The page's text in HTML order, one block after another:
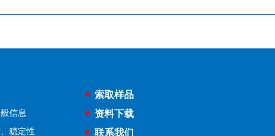
信息
稳定性
索取样品
资料下载
联系我们